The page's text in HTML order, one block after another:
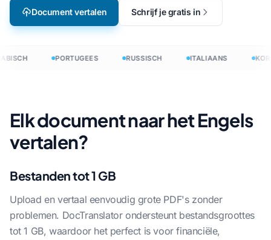
Document vertalen Schrijf je gratis in
PORTUGEES RUSSISCH ITALIAANS
Elk document naar het Engels
vertalen?
Bestanden tot 1 GB
Upload en vertaal eenvoudig grote PDF's zonder
problemen. DocTranslator ondersteunt bestandsgroottes
tot 1 GB, waardoor het perfect is voor financiële,